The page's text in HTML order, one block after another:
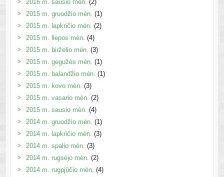
2016 m. sausio mėn. (2)
2015 m. gruodžio mėn. (1)
2015 m. lapkričio mėn. (2)
2015 m. liepos mėn. (4)
2015 m. birželio mėn. (3)
2015 m. gegužės mėn. (1)
2015 m. balandžio mėn. (1)
2015 m. kovo mėn. (3)
2015 m. vasario mėn. (2)
2015 m. sausio mėn. (4)
2014 m. gruodžio mėn. (1)
2014 m. lapkričio mėn. (3)
2014 m. spalio mėn. (3)
2014 m. rugsėjo mėn. (2)
2014 m. rugpjūčio mėn. (4)